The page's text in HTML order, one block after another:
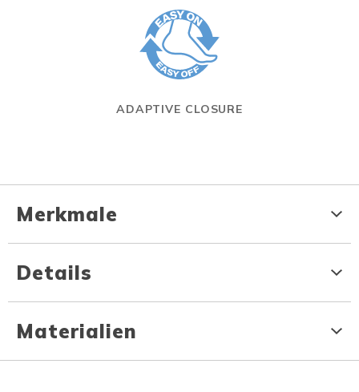
ADAPTIVE CLOSURE
Merkmale
Details
Materialien